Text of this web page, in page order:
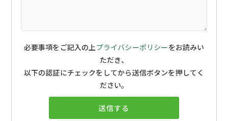
必要事項をご記入の上プライバシーポリシーをお読みい
ただき、
以下の認証にチェックをしてから送信ボタンを押してく
ださい。